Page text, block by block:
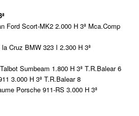
Ford Scort-MK2 2.000 H 3ª Mca.Comp
Cruz BMW 323 I 2.300 H 3ª
Sumbeam 1.800 H 3ª T.R.Balear 6
3.000 H 3ª T.R.Balear 8
Porsche 911-RS 3.000 H 3ª